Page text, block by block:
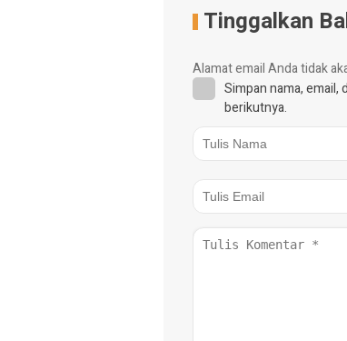
Tinggalkan
Alamat email Anda tidak
Simpan nama, email,
berikutnya.